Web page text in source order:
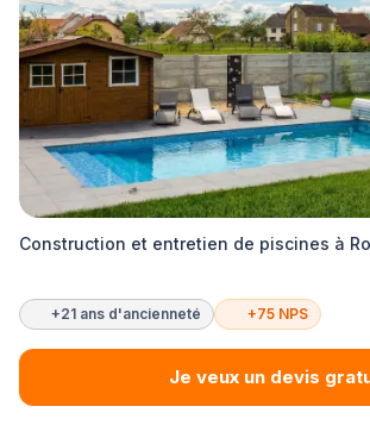
Construction et entretien de piscines à
+21 ans d'ancienneté +75 NPS
Je veux un devis